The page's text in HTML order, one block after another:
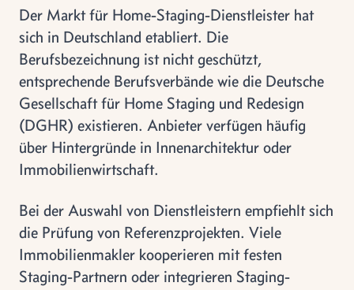
Der Markt für Home-Staging-Dienstleister hat
sich in Deutschland etabliert. Die
Berufsbezeichnung ist nicht geschützt,
entsprechende Berufsverbände wie die Deutsche
Gesellschaft für Home Staging und Redesign
(DGHR) existieren. Anbieter verfügen häufig
über Hintergründe in Innenarchitektur oder
Immobilienwirtschaft.
Bei der Auswahl von Dienstleistern empfiehlt sich
die Prüfung von Referenzprojekten. Viele
Immobilienmakler kooperieren mit festen
Staging-Partnern oder integrieren Staging-